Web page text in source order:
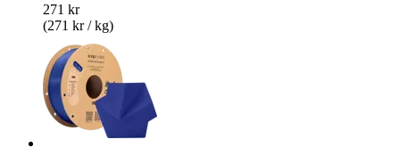
271 kr
(271 kr / kg)